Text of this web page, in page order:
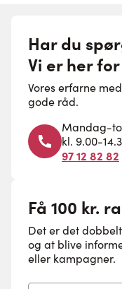
Har du
Vi er her
Vores erfarne
gode råd.
Mandag-
kl. 9.00-
97 12 82 82
Få 100 kr.
Det er det
og at blive
eller kampagner.